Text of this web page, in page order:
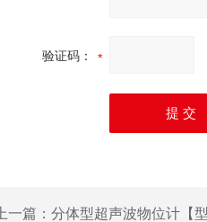
验证码：
上一篇： 分体型超声波物位计【